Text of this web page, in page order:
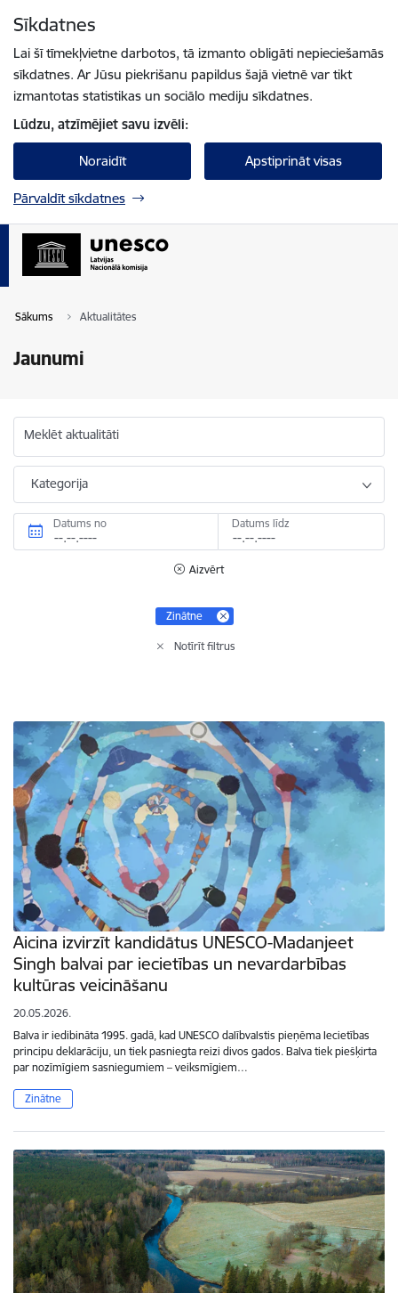
Sīkdatnes
Lai šī tīmekļvietne darbotos, tā izmanto obligāti nepieciešamās
sīkdatnes. Ar Jūsu piekrišanu papildus šajā vietnē var tikt
izmantotas statistikas un sociālo mediju sīkdatnes.
Lūdzu, atzīmējiet savu izvēli:
Noraidīt Apstiprināt visas
Pārvaldīt sīkdatnes
Sākums Aktualitātes
Jaunumi
Meklēt aktualitāti
Kategorija
Datums no Datums līdz
Aizvērt
Zinātne
Notīrīt filtrus
Aicina izvirzīt kandidātus UNESCO-Madanjeet
Singh balvai par iecietības un nevardarbības
kultūras veicināšanu
20.05.2026.
Balva ir iedibināta 1995. gadā, kad UNESCO dalībvalstis pieņēma Iecietības
principu deklarāciju, un tiek pasniegta reizi divos gados. Balva tiek piešķirta
par nozīmīgiem sasniegumiem – veiksmīgiem…
Zinātne